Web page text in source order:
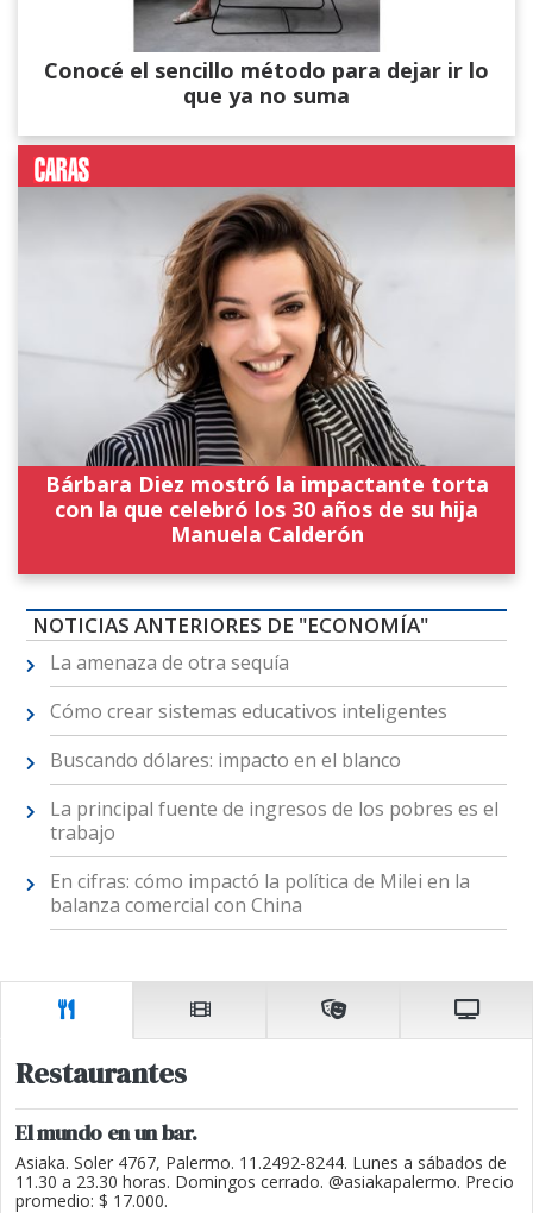
Conocé el sencillo método para dejar ir lo
que ya no suma
Bárbara Diez mostró la impactante torta
con la que celebró los 30 años de su hija
Manuela Calderón
NOTICIAS ANTERIORES DE "ECONOMÍA"
La amenaza de otra sequía
Cómo crear sistemas educativos inteligentes
Buscando dólares: impacto en el blanco
La principal fuente de ingresos de los pobres es el
trabajo
En cifras: cómo impactó la política de Milei en la
balanza comercial con China
Restaurantes
El mundo en un bar.
Asiaka. Soler 4767, Palermo. 11.2492-8244. Lunes a sábados de
11.30 a 23.30 horas. Domingos cerrado. @asiakapalermo. Precio
promedio: $ 17.000.